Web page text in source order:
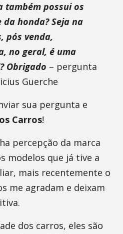
também possui os
honda? Seja na
pós venda,
no geral, é uma
Obrigado – pergunta
Guerche
sua pergunta e
Carros!
percepção da marca
modelos que já tive a
mais recentemente o
me agradam e deixam
dos carros, eles são